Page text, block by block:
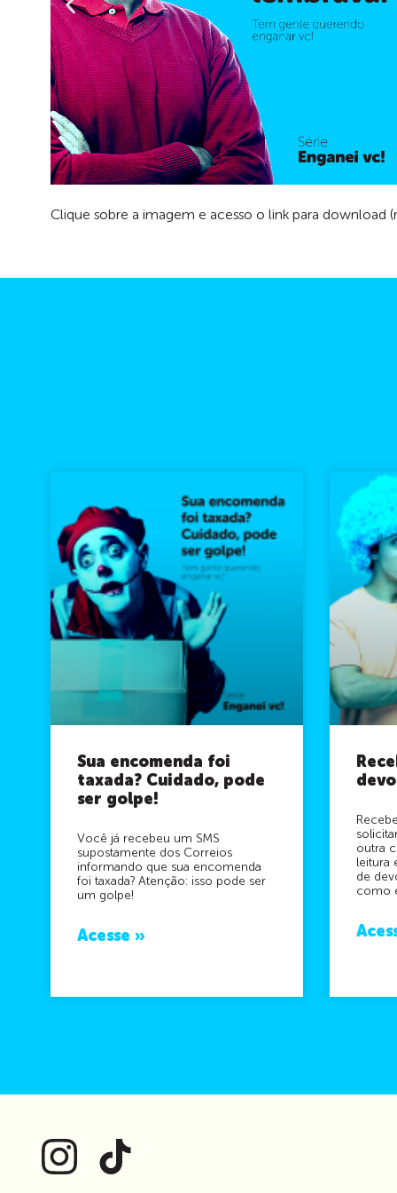
Clique sobre a imagem e acesso o link para download
Sua encomenda foi
taxada? Cuidado, pode
ser golpe!
Você já recebeu um SMS
supostamente dos Correios
informando que sua encomenda
foi taxada? Atenção: isso pode ser
um golpe!
Acesse »
outra
leitura
de
como